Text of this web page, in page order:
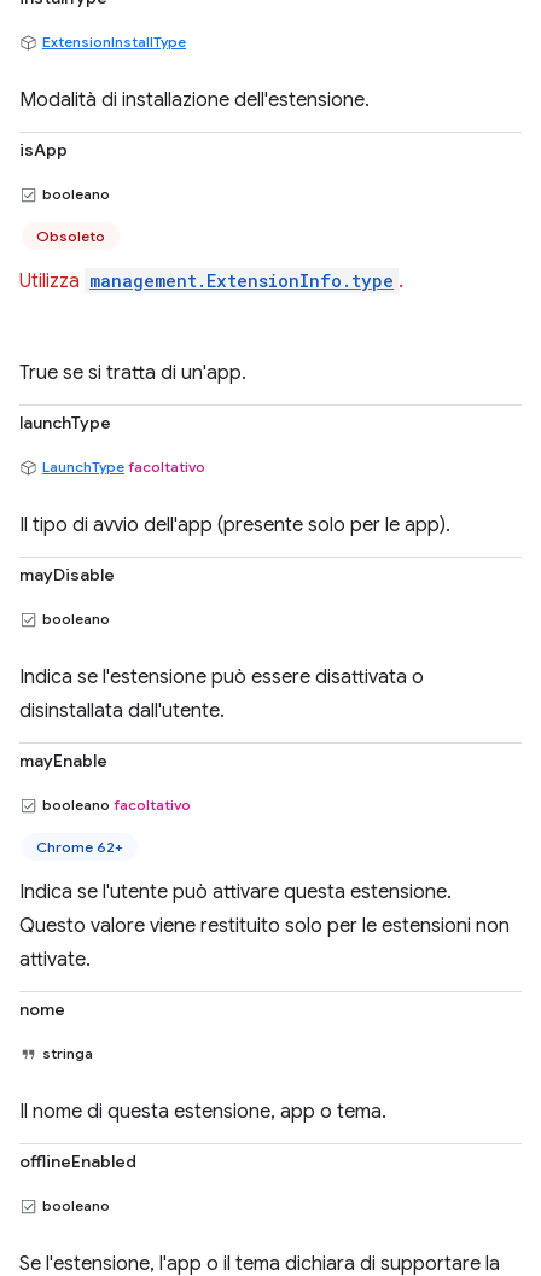
ExtensionInstallType
Modalità di installazione dell'estensione.
isApp
booleano
Obsoleto
Utilizza management.ExtensionInfo.type .
True se si tratta di un'app.
launchType
LaunchType facoltativo
Il tipo di avvio dell'app (presente solo per le app).
mayDisable
booleano
Indica se l'estensione può essere disattivata o
disinstallata dall'utente.
mayEnable
booleano facoltativo
Chrome 62+
Indica se l'utente può attivare questa estensione.
Questo valore viene restituito solo per le estensioni non
attivate.
nome
stringa
Il nome di questa estensione, app o tema.
offlineEnabled
booleano
Se l'estensione, l'app o il tema dichiara di supportare la